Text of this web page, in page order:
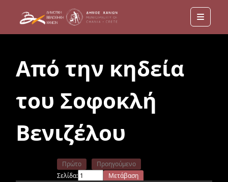
Menu
Από την κηδεία
του Σοφοκλή
Βενιζέλου
Πρώτο
Προηγούμενο
Σελίδα:
Μετάβαση